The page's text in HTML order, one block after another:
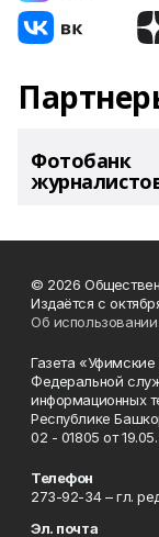
Фотобанк
© 2026
Издаётся с
Об
Газета
Федеральной
информационных
Республике
02 - 01805 от
Телефон
273-92-34 – гл.
Эл. почта